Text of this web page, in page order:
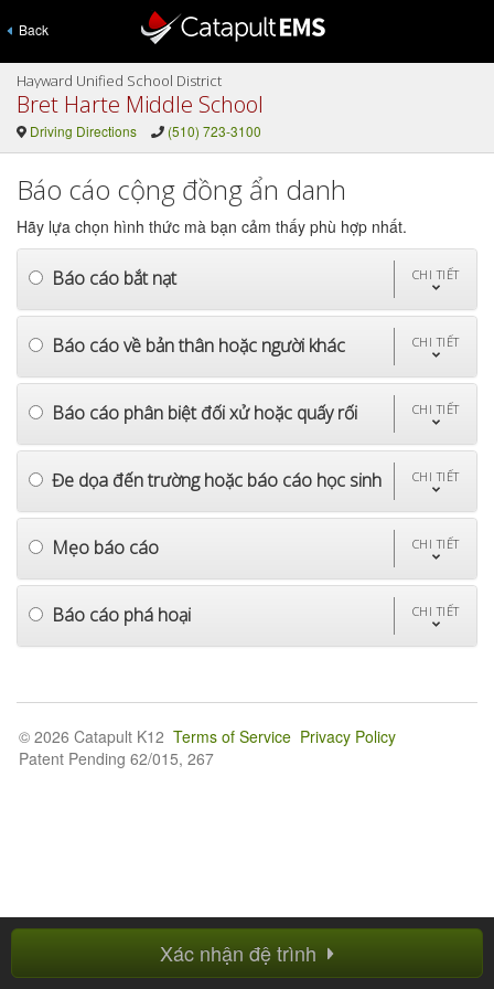
Back
Hayward Unified School District
Bret Harte Middle School
Driving Directions (510) 723-3100
Báo cáo cộng đồng ẩn danh
Hãy lựa chọn hình thức mà bạn cảm thấy phù hợp nhất.
Báo cáo bắt nạt CHI TIẾT
Báo cáo về bản thân hoặc người khác CHI TIẾT
Báo cáo phân biệt đối xử hoặc quấy rối CHI TIẾT
Đe dọa đến trường hoặc báo cáo học sinh CHI TIẾT
Mẹo báo cáo CHI TIẾT
Báo cáo phá hoại CHI TIẾT
Xác nhận đệ trình
© 2026 Catapult K12 Terms of Service Privacy Policy
Patent Pending 62/015, 267